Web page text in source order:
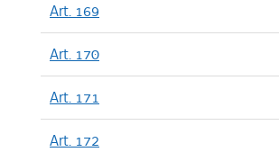
Art. 169
Art. 170
Art. 171
Art. 172